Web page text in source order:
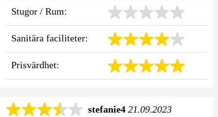
Stugor / Rum:
Sanitära faciliteter:
Prisvärdhet:
stefanie4 21.09.2023